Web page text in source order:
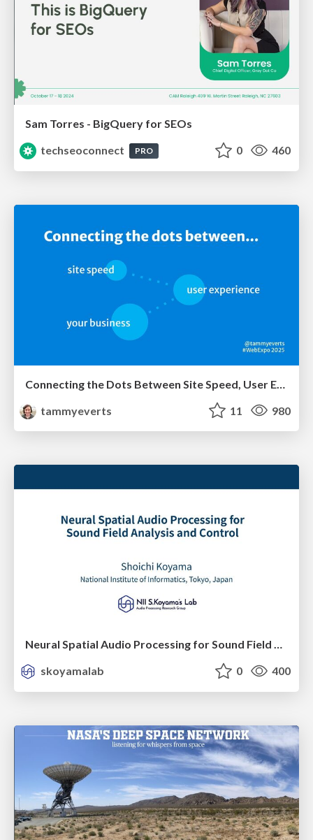
Sam Torres - BigQuery for SEOs
techseoconnect
PRO 0 460
tammyeverts
11 980
Neural Spatial Audio Processing for Sound Field Analysis and Control
skoyamalab
0 400